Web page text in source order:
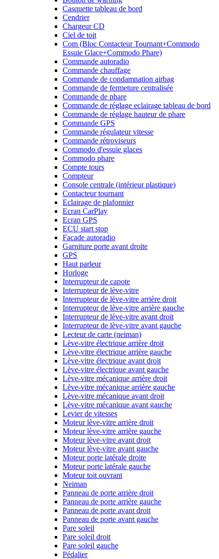
Casquette tableau de bord
Cendrier
Chargeur CD
Ciel de toit
Com (Bloc Contacteur Tournant+Commodo
Essuie Glace+Commodo Phare)
Commande autoradio
Commande chauffage
Commande de condamnation airbag
Commande de fermeture centralisée
Commande de phare
Commande de réglage eclairage tableau de bord
Commande de réglage hauteur de phare
Commande GPS
Commande régulateur vitesse
Commande rétroviseurs
Commodo d'essuie glaces
Commodo phare
Compte tours
Compteur
Console centrale (intérieur plastique)
Contacteur tournant
Eclairage de plafonnier
Ecran CarPlay
Ecran GPS
ECU start stop
Facade autoradio
Garniture porte avant droite
GPS
Haut parleur
Horloge
Interrupteur de capote
Interrupteur de lève-vitre
Interrupteur de lève-vitre arrière droit
Interrupteur de lève-vitre arrière gauche
Interrupteur de lève-vitre avant droit
Interrupteur de lève-vitre avant gauche
Lecteur de carte (neiman)
Lève-vitre électrique arrière droit
Lève-vitre électrique arrière gauche
Lève-vitre électrique avant droit
Lève-vitre électrique avant gauche
Lève-vitre mécanique arrière droit
Lève-vitre mécanique arrière gauche
Lève-vitre mécanique avant droit
Lève-vitre mécanique avant gauche
Levier de vitesses
Moteur lève-vitre arrière droit
Moteur lève-vitre arrière gauche
Moteur lève-vitre avant droit
Moteur lève-vitre avant gauche
Moteur porte latérale droite
Moteur porte latérale gauche
Moteur toit ouvrant
Neiman
Panneau de porte arrière droit
Panneau de porte arrière gauche
Panneau de porte avant droit
Panneau de porte avant gauche
Pare soleil
Pare soleil droit
Pare soleil gauche
Pédalier